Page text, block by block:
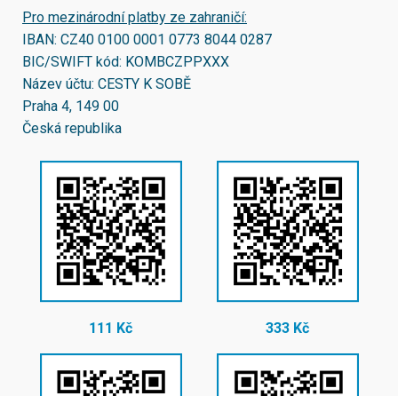
Pro mezinárodní platby ze zahraničí:
IBAN: CZ40 0100 0001 0773 8044 0287
BIC/SWIFT kód: KOMBCZPPXXX
Název účtu: CESTY K SOBĚ
Praha 4, 149 00
Česká republika
111 Kč 333 Kč